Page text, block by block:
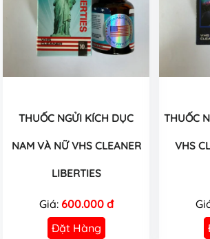
THUỐC NGỬI KÍCH DỤC
NAM VÀ NỮ VHS CLEANER
LIBERTIES
Giá: 600.000 đ
Đặt Hàng
THUỐC
VHS